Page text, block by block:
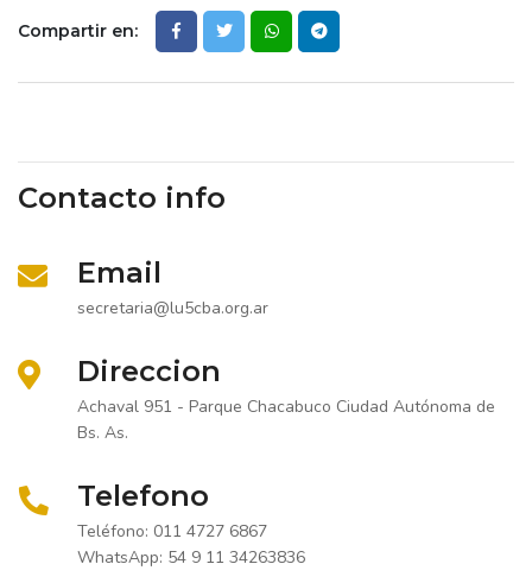
Compartir en:
Contacto info
Email
secretaria@lu5cba.org.ar
Direccion
Achaval 951 - Parque Chacabuco Ciudad Autónoma de
Bs. As.
Telefono
Teléfono: 011 4727 6867
WhatsApp: 54 9 11 34263836